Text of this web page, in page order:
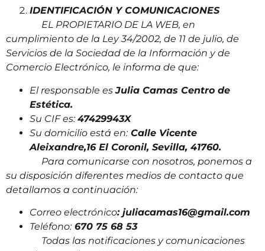
IDENTIFICACIÓN Y COMUNICACIONES
EL PROPIETARIO DE LA WEB, en
cumplimiento de la Ley 34/2002, de 11 de julio, de
Servicios de la Sociedad de la Información y de
Comercio Electrónico, le informa de que:
El responsable esJulia Camas Centro de
Estética.
Su CIF es:47429943X
Su domicilio está en:Calle Vicente
Aleixandre,16 El Coronil, Sevilla, 41760.
Para comunicarse con nosotros, ponemos a
su disposición diferentes medios de contacto que
detallamos a continuación:
Correo electrónico: juliacamas16@gmail.com
Teléfono:670 75 68 53
Todas las notificaciones y comunicaciones